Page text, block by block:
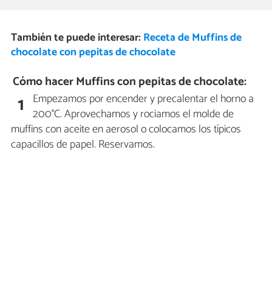
También te puede interesar: Receta de Muffins de
chocolate con pepitas de chocolate
Cómo hacer Muffins con pepitas de chocolate:
1 Empezamos por encender y precalentar el horno a
200°C. Aprovechamos y rociamos el molde de
muffins con aceite en aerosol o colocamos los típicos
capacillos de papel. Reservamos.